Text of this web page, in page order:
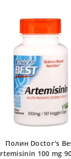
Полин Doctor's
100 mg